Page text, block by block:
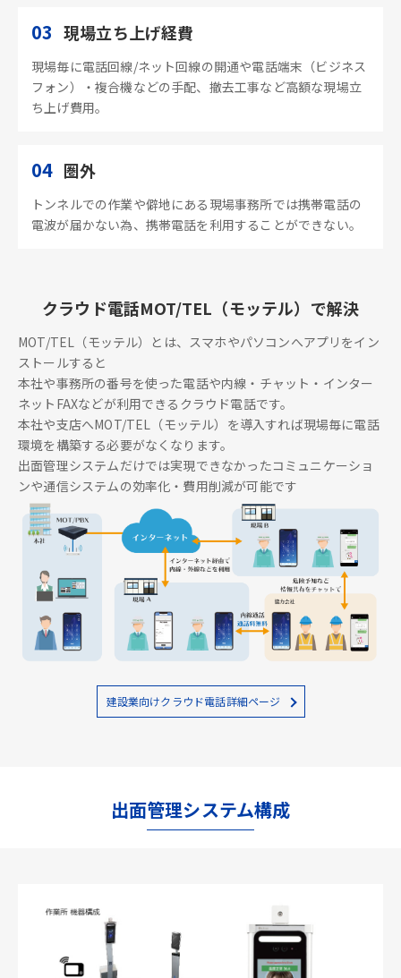
03 現場立ち上げ経費
現場毎に電話回線/ネット回線の開通や電話端末（ビジネス
フォン）・複合機などの手配、撤去工事など高額な現場立
ち上げ費用。
04 圏外
トンネルでの作業や僻地にある現場事務所では携帯電話の
電波が届かない為、携帯電話を利用することができない。
クラウド電話MOT/TEL（モッテル）で解決
MOT/TEL（モッテル）とは、スマホやパソコンへアプリをイン
ストールすると
本社や事務所の番号を使った電話や内線・チャット・インター
ネットFAXなどが利用できるクラウド電話です。
本社や支店へMOT/TEL（モッテル）を導入すれば現場毎に電話
環境を構築する必要がなくなります。
出面管理システムだけでは実現できなかったコミュニケーショ
ンや通信システムの効率化・費用削減が可能です
建設業向けクラウド電話詳細ページ
出面管理システム構成